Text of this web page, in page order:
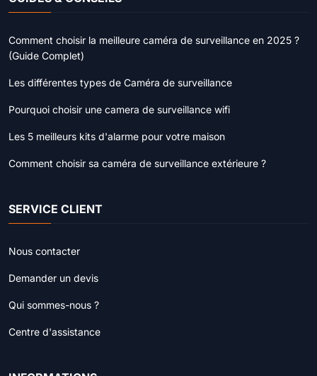
Comment choisir la meilleure caméra de surveillance en 2025 ?
(Guide Complet)
Les différentes types de Caméra de surveillance
Pourquoi choisir une camera de surveillance wifi
Les 5 meilleurs kits d'alarme pour votre maison
Comment choisir sa caméra de surveillance extérieure ?
SERVICE CLIENT
Nous contacter
Demander un devis
Qui sommes-nous ?
Centre d'assistance